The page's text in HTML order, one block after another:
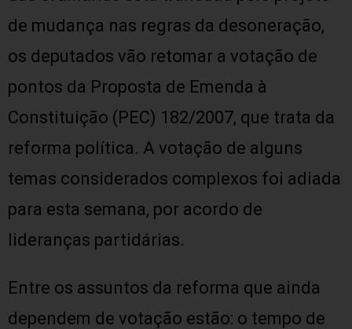
de mudança nas regras da desoneração,
os deputados vão retomar a votação de
pontos da Proposta de Emenda à
Constituição (PEC) 182/2007, que trata da
reforma política. A votação de alguns
temas considerados complexos foi adiada
para esta semana, por acordo de
lideranças partidárias.
Entre os assuntos da reforma que ainda
dependem de votação estão: o tempo de